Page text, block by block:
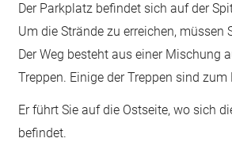
Der Parkplatz befindet sich auf der
Um die Strände zu erreichen, müssen
Der Weg besteht aus einer Mischung
Treppen. Einige der Treppen sind zum
Er führt Sie auf die Ostseite, wo sich
befindet.